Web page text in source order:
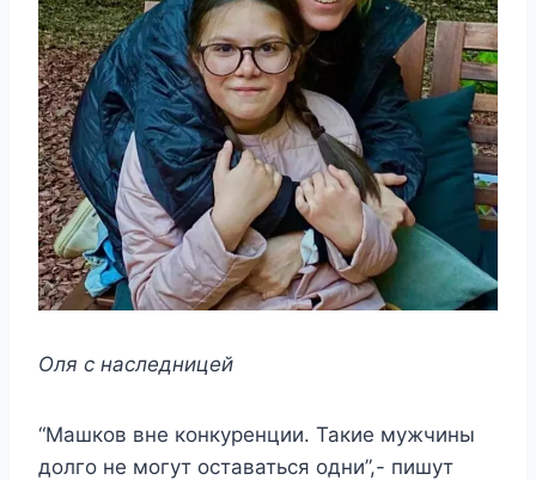
Оля с наследницей
“Машков вне конкуренции. Такие мужчины
долго не могут оставаться одни”,- пишут